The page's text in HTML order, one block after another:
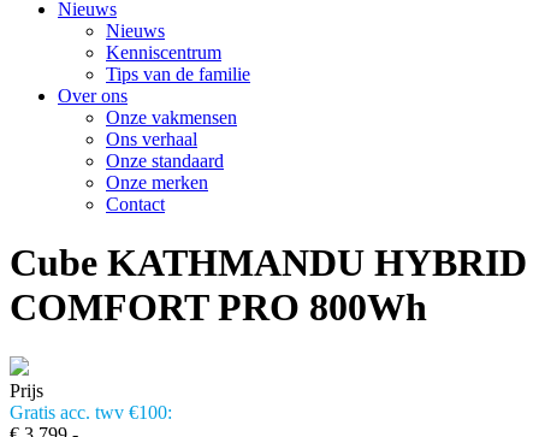
Nieuws
Nieuws
Kenniscentrum
Tips van de familie
Over ons
Onze vakmensen
Ons verhaal
Onze standaard
Onze merken
Contact
Cube KATHMANDU HYBRID
COMFORT PRO 800Wh
Prijs
Gratis acc. twv €100: